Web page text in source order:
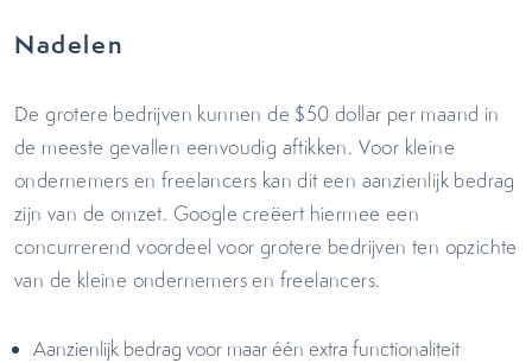
Nadelen
De grotere bedrijven kunnen de $50 dollar per maand in
de meeste gevallen eenvoudig aftikken. Voor kleine
ondernemers en freelancers kan dit een aanzienlijk bedrag
zijn van de omzet. Google creëert hiermee een
concurrerend voordeel voor grotere bedrijven ten opzichte
van de kleine ondernemers en freelancers.
Aanzienlijk bedrag voor maar één extra functionaliteit